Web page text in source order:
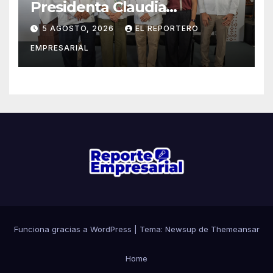
Presidenta Claudia
Sheinbaum, Renacimiento
Maya fortalece la salud de las
familias yucatecas
5 AGOSTO, 2026 EL REPORTERO
EMPRESARIAL
Funciona gracias a WordPress Tema: Newsup de Themeansar
Home